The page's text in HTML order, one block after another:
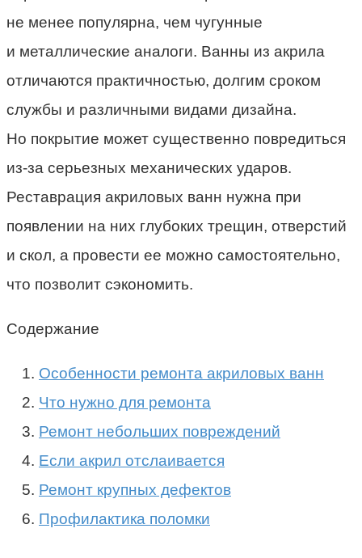
не менее популярна, чем чугунные
и металлические аналоги. Ванны из акрила
отличаются практичностью, долгим сроком
службы и различными видами дизайна.
Но покрытие может существенно повредиться
из-за серьезных механических ударов.
Реставрация акриловых ванн нужна при
появлении на них глубоких трещин, отверстий
и скол, а провести ее можно самостоятельно,
что позволит сэкономить.
Содержание
Особенности ремонта акриловых ванн
Что нужно для ремонта
Ремонт небольших повреждений
Если акрил отслаивается
Ремонт крупных дефектов
Профилактика поломки